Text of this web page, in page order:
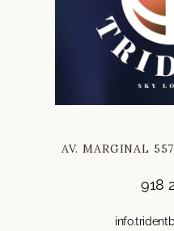
AV. MARGINAL
918